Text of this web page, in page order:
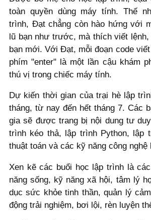
toàn quyền dùng máy tính. Thế
trình, Đạt chẳng còn hào hứng với
lũ bạn như trước, mà thích viết
bạn mới. Với Đạt, mỗi đoạn code
phím "enter" là một lần cậu khám
thú vị trong chiếc máy tính.
Dự kiến thời gian của trại hè lập
tháng, từ nay đến hết tháng 7. Các
gia sẽ được trang bị nội dung tư
trình kéo thả, lập trình Python, lập
thuật toán và các kỹ năng công nghệ
Xen kẽ các buổi học lập trình là
năng sống, kỹ năng xã hội, tâm lý
dục sức khỏe tinh thần, quản lý
động trải nghiệm, bơi lội, rèn luyện